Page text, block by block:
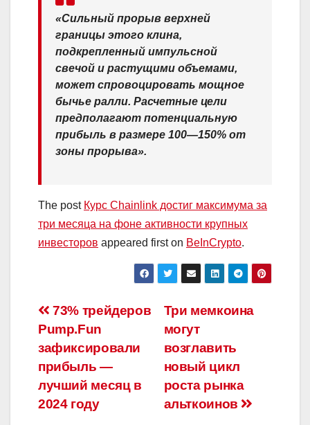
«Сильный прорыв верхней
границы этого клина,
подкрепленный импульсной
свечой и растущими объемами,
может спровоцировать мощное
бычье ралли. Расчетные цели
предполагают потенциальную
прибыль в размере 100—150% от
зоны прорыва».
The post Курс Chainlink достиг максимума за
три месяца на фоне активности крупных
инвесторов appeared first on BeInCrypto.
Навигация
по
записям
Три мемкоина
могут
возглавить
новый цикл
роста рынка
альткоинов
73% трейдеров
Pump.Fun
зафиксировали
прибыль —
лучший месяц в
2024 году